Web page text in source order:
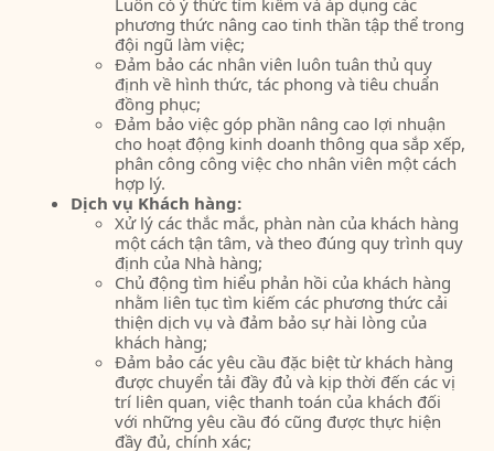
phương thức nâng cao tinh thần tập thể trong
đội ngũ làm việc;
Đảm bảo các nhân viên luôn tuân thủ quy
định về hình thức, tác phong và tiêu chuẩn
đồng phục;
Đảm bảo việc góp phần nâng cao lợi nhuận
cho hoạt động kinh doanh thông qua sắp xếp,
phân công công việc cho nhân viên một cách
hợp lý.
Dịch vụ Khách hàng:
Xử lý các thắc mắc, phàn nàn của khách hàng
một cách tận tâm, và theo đúng quy trình quy
định của Nhà hàng;
Chủ động tìm hiểu phản hồi của khách hàng
nhằm liên tục tìm kiếm các phương thức cải
thiện dịch vụ và đảm bảo sự hài lòng của
khách hàng;
Đảm bảo các yêu cầu đặc biệt từ khách hàng
được chuyển tải đầy đủ và kịp thời đến các vị
trí liên quan, việc thanh toán của khách đối
với những yêu cầu đó cũng được thực hiện
đầy đủ, chính xác;